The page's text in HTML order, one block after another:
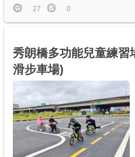
27 0
秀朗橋多功能兒童練習
滑步車場)